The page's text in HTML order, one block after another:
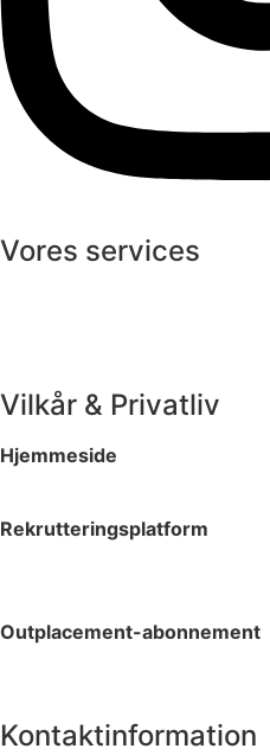
Vores services
Vilkår & Privatliv
Hjemmeside
Rekrutteringsplatform
Outplacement-abonnement
Kontaktinformation